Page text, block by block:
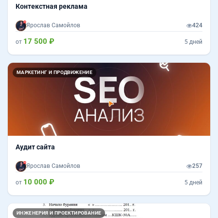
Контекстная реклама
Ярослав Самойлов 424
от 17 500 ₽ 5 дней
МАРКЕТИНГ И ПРОДВИЖЕНИЕ
Аудит сайта
Ярослав Самойлов 257
от 10 000 ₽ 5 дней
ИНЖЕНЕРИЯ И ПРОЕКТИРОВАНИЕ